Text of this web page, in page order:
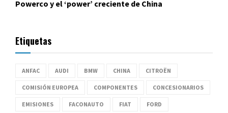
Powerco y el ‘power’ creciente de China
Etiquetas
ANFAC AUDI BMW CHINA CITROËN
COMISIÓN EUROPEA COMPONENTES CONCESIONARIOS
EMISIONES FACONAUTO FIAT FORD